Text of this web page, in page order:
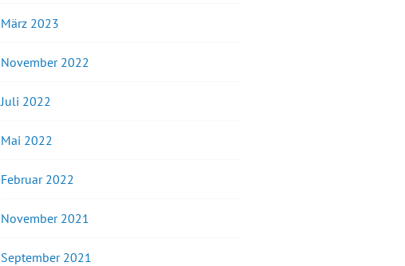
März 2023
November 2022
Juli 2022
Mai 2022
Februar 2022
November 2021
September 2021